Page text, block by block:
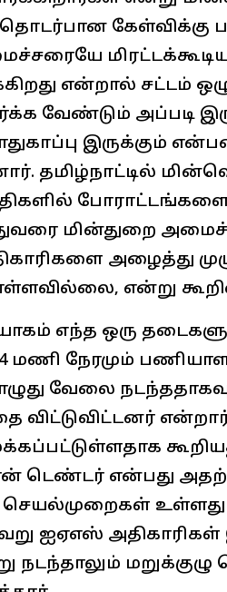
கேள்விக்கு
என்றால் சட்டம்
வேண்டும் அப்படி
இருக்கும்
தமிழ்நாட்டில்
போராட்டங்களை
மின்துறை
அழைத்து
என்று
எந்த ஒரு
மணி நேரமும்
வேலை
விட்டுவிட்டனர்
டெண்டர் என்பது
உள்ளது
ஐஏஎஸ்
நடந்தாலும்